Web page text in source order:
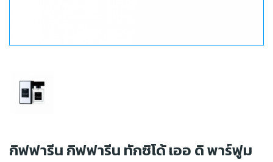
กิฟฟารีน กิฟฟารีน ทักซิโด้ เออ ดิ พาร์ฟูม